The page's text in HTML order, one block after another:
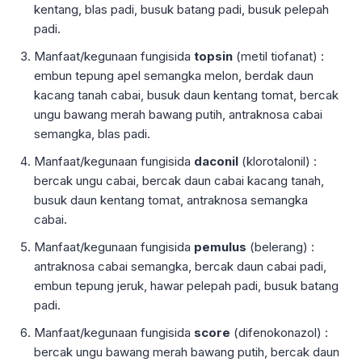
kentang, blas padi, busuk batang padi, busuk pelepah
padi.
Manfaat/kegunaan fungisidatopsin (metil tiofanat) :
embun tepung apel semangka melon, berdak daun
kacang tanah cabai, busuk daun kentang tomat, bercak
ungu bawang merah bawang putih, antraknosa cabai
semangka, blas padi.
Manfaat/kegunaan fungisida daconil (klorotalonil) :
bercak ungu cabai, bercak daun cabai kacang tanah,
busuk daun kentang tomat, antraknosa semangka
cabai.
Manfaat/kegunaan fungisida pemulus (belerang) :
antraknosa cabai semangka, bercak daun cabai padi,
embun tepung jeruk, hawar pelepah padi, busuk batang
padi.
Manfaat/kegunaan fungisida score (difenokonazol) :
bercak ungu bawang merah bawang putih, bercak daun